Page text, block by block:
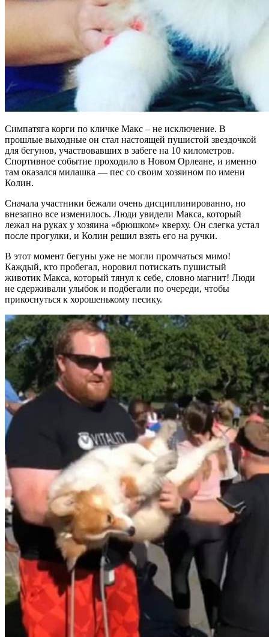
Симпатяга корги по кличке Макс – не исключение. В
прошлые выходные он стал настоящей пушистой звездочкой
для бегунов, участвовавших в забеге на 10 километров.
Спортивное событие проходило в Новом Орлеане, и именно
там оказался милашка — пес со своим хозяином по имени
Колин.
Сначала участники бежали очень дисциплинированно, но
внезапно все изменилось. Люди увидели Макса, который
лежал на руках у хозяина «брюшком» кверху. Он слегка устал
после прогулки, и Колин решил взять его на ручки.
В этот момент бегуны уже не могли промчаться мимо!
Каждый, кто пробегал, норовил потискать пушистый
животик Макса, который тянул к себе, словно магнит! Люди
не сдерживали улыбок и подбегали по очереди, чтобы
прикоснуться к хорошенькому песику.